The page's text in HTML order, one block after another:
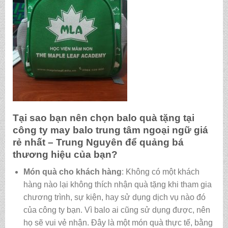
Tại sao bạn nên chọn balo quà tặng tại
công ty may balo trung tâm ngoại ngữ giá
rẻ nhất – Trung Nguyên để quảng bá
thương hiệu của bạn?
Món quà cho khách hàng: Không có một khách
hàng nào lại không thích nhận quà tặng khi tham gia
chương trình, sự kiện, hay sử dụng dịch vụ nào đó
của công ty bạn. Vì balo ai cũng sử dụng được, nên
họ sẽ vui vẻ nhận. Đây là một món quà thực tế, bằng